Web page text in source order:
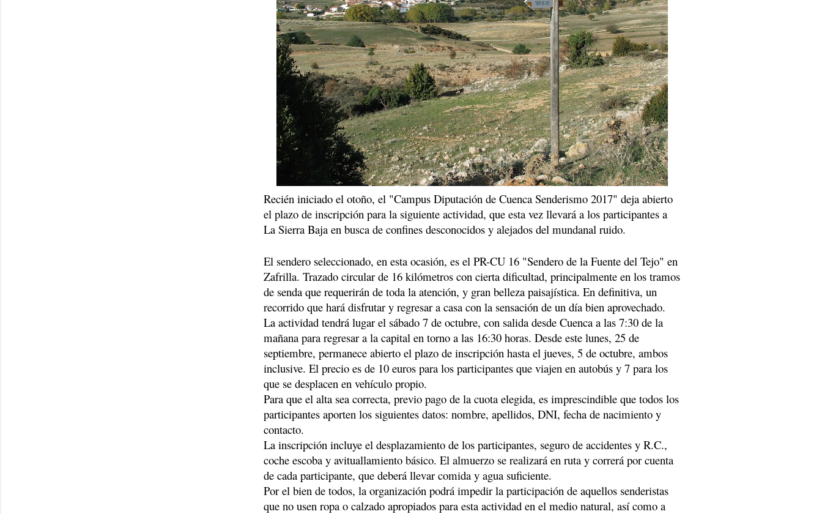
Recién iniciado el otoño, el "Campus Diputación de Cuenca Senderismo 2017" deja abierto
el plazo de inscripción para la siguiente actividad, que esta vez llevará a los participantes a
La Sierra Baja en busca de confines desconocidos y alejados del mundanal ruido.
El sendero seleccionado, en esta ocasión, es el PR-CU 16 "Sendero de la Fuente del Tejo" en
Zafrilla. Trazado circular de 16 kilómetros con cierta dificultad, principalmente en los tramos
de senda que requerirán de toda la atención, y gran belleza paisajística. En definitiva, un
recorrido que hará disfrutar y regresar a casa con la sensación de un día bien aprovechado.
La actividad tendrá lugar el sábado 7 de octubre, con salida desde Cuenca a las 7:30 de la
mañana para regresar a la capital en torno a las 16:30 horas. Desde este lunes, 25 de
septiembre, permanece abierto el plazo de inscripción hasta el jueves, 5 de octubre, ambos
inclusive. El precio es de 10 euros para los participantes que viajen en autobús y 7 para los
que se desplacen en vehículo propio.
Para que el alta sea correcta, previo pago de la cuota elegida, es imprescindible que todos los
participantes aporten los siguientes datos: nombre, apellidos, DNI, fecha de nacimiento y
contacto.
La inscripción incluye el desplazamiento de los participantes, seguro de accidentes y R.C.,
coche escoba y avituallamiento básico. El almuerzo se realizará en ruta y correrá por cuenta
de cada participante, que deberá llevar comida y agua suficiente.
Por el bien de todos, la organización podrá impedir la participación de aquellos senderistas
que no usen ropa o calzado apropiados para esta actividad en el medio natural, así como a